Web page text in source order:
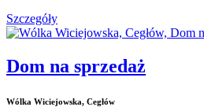
Szczegóły
Dom na sprzedaż
Wólka Wiciejowska, Cegłów